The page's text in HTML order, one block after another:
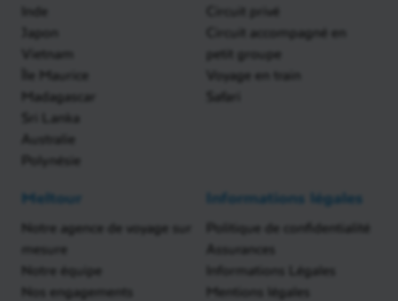
Inde
Japon
Vietnam
Île Maurice
Madagascar
Sri Lanka
Australie
Polynésie
Circuit privé
Circuit accompagné en
petit groupe
Voyage en train
Safari
Meltour
Notre agence de voyage sur
mesure
Notre équipe
Nos engagements
Informations légales
Politique de confidentialité
Assurances
Informations Légales
Mentions légales